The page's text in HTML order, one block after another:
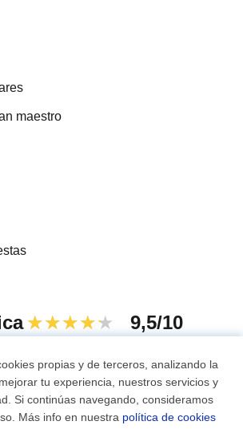
maestro
★★★★★ 9,5/10
- 2026 Tusclases.mx
propias y de terceros, analizando la
tu experiencia, nuestros servicios y
Si continúas navegando, consideramos
Más info en nuestra política de cookies